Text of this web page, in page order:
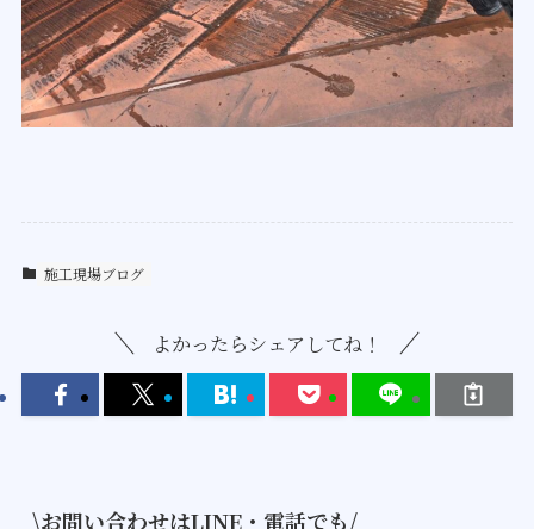
施工現場ブログ
よかったらシェアしてね！
\お問い合わせはLINE・電話でも/